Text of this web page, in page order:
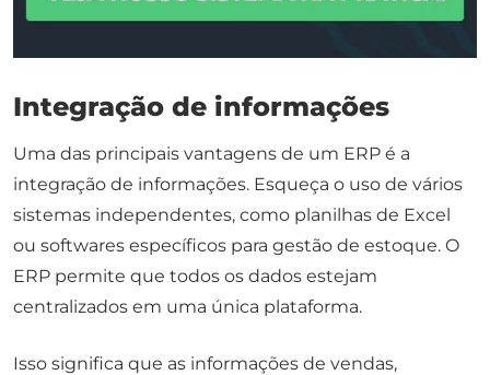
Integração de informações
Uma das principais vantagens de um ERP é a
integração de informações. Esqueça o uso de vários
sistemas independentes, como planilhas de Excel
ou softwares específicos para gestão de estoque. O
ERP permite que todos os dados estejam
centralizados em uma única plataforma.
Isso significa que as informações de vendas,